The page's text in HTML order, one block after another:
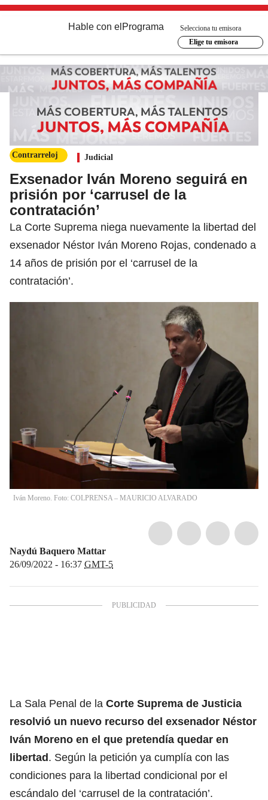
Hable con el Programa
Selecciona tu emisora
Elige tu emisora
Contrarreloj Judicial
Exsenador Iván Moreno seguirá en
prisión por ‘carrusel de la
contratación’
La Corte Suprema niega nuevamente la libertad del
exsenador Néstor Iván Moreno Rojas, condenado a
14 años de prisión por el ‘carrusel de la
contratación’.
Iván Moreno. Foto: COLPRENSA – MAURICIO ALVARADO
Naydú Baquero Mattar
26/09/2022 - 16:37 GMT-5
La Sala Penal de la Corte Suprema de Justicia
resolvió un nuevo recurso del exsenador Néstor
Iván Moreno en el que pretendía quedar en
libertad. Según la petición ya cumplía con las
condiciones para la libertad condicional por el
escándalo del ‘carrusel de la contratación’.